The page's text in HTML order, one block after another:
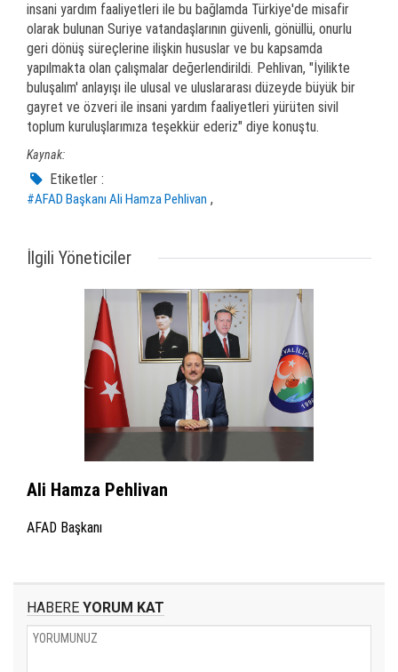
insani yardım faaliyetleri ile bu bağlamda Türkiye'de misafir
olarak bulunan Suriye vatandaşlarının güvenli, gönüllü, onurlu
geri dönüş süreçlerine ilişkin hususlar ve bu kapsamda
yapılmakta olan çalışmalar değerlendirildi. Pehlivan, "İyilikte
buluşalım' anlayışı ile ulusal ve uluslararası düzeyde büyük bir
gayret ve özveri ile insani yardım faaliyetleri yürüten sivil
toplum kuruluşlarımıza teşekkür ederiz" diye konuştu.
Kaynak:
Etiketler :
#AFAD Başkanı Ali Hamza Pehlivan ,
İlgili Yöneticiler
Ali Hamza Pehlivan
AFAD Başkanı
HABERE YORUM KAT